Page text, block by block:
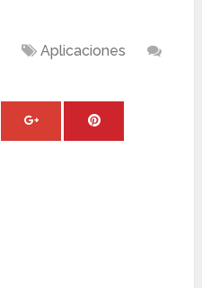
Aplicaciones